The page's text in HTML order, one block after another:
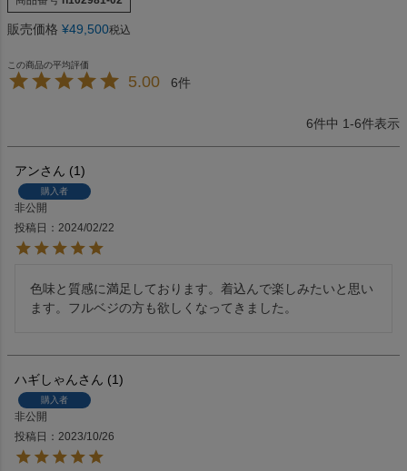
販売価格 ¥49,500税込
5.00 6
6件中 1-6件表示
アン 1
購入者
非公開
投稿日
2024/02/22
色味と質感に満足しております。着込んで楽しみたいと思い
ます。フルベジの方も欲しくなってきました。
ハギしゃん 1
購入者
非公開
投稿日
2023/10/26